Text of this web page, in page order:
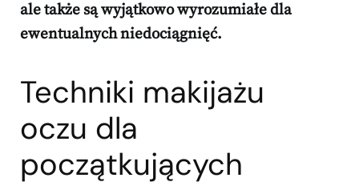
ale także są wyjątkowo wyrozumiałe dla
ewentualnych niedociągnięć.
Techniki makijażu
oczu dla
początkujących